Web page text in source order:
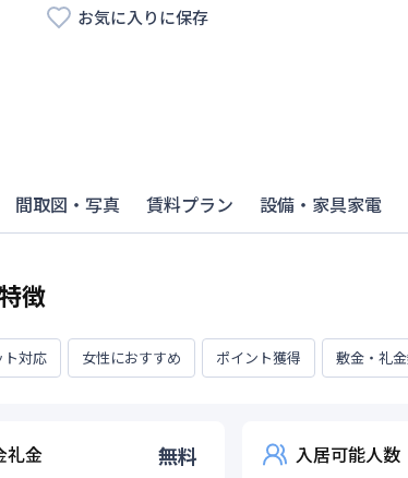
お気に入りに保存
間取図・写真 賃料プラン 設備・家具家電
徴
ト対応 女性におすすめ ポイント獲得 敷金・礼
礼金 無料 入居可能人数